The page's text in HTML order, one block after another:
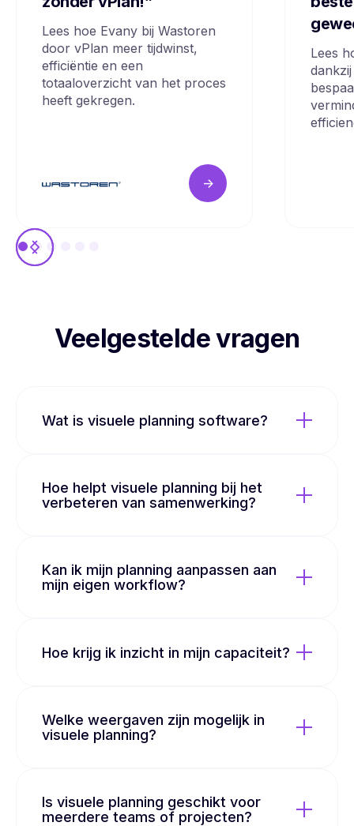
Lees hoe Evany bij Wastoren
door vPlan meer tijdwinst,
efficiëntie en een
totaaloverzicht van het proces
heeft gekregen.
->
Lees
Veelgestelde vragen
Wat is visuele planning software?
Hoe helpt visuele planning bij het
verbeteren van samenwerking?
Kan ik mijn planning aanpassen aan
mijn eigen workflow?
Hoe krijg ik inzicht in mijn capaciteit?
Welke weergaven zijn mogelijk in
visuele planning?
Is visuele planning geschikt voor
meerdere teams of projecten?